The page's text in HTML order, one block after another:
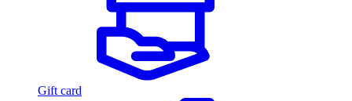
Gift card